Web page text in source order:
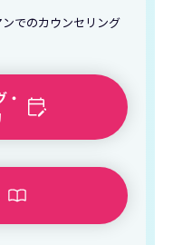
でのカウンセリング
・